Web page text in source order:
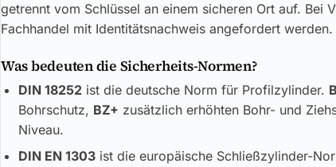
getrennt vom Schlüssel an einem sicheren Ort auf. Bei
Fachhandel mit Identitätsnachweis angefordert werden.
Was bedeuten die Sicherheits-Normen?
DIN 18252ist die deutsche Norm für Profilzylinder.
Bohrschutz, BZ+ zusätzlich erhöhten Bohr- und
Niveau.
DIN EN 1303ist die europäische Schließzylinder-